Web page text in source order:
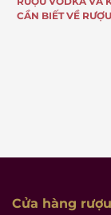
WALKER ĐẠT GIẢI
Cửa hàng